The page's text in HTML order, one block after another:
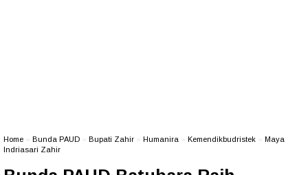
Home Bunda PAUD Bupati Zahir Humanira Kemendikbudristek
Maya
Indriasari Zahir